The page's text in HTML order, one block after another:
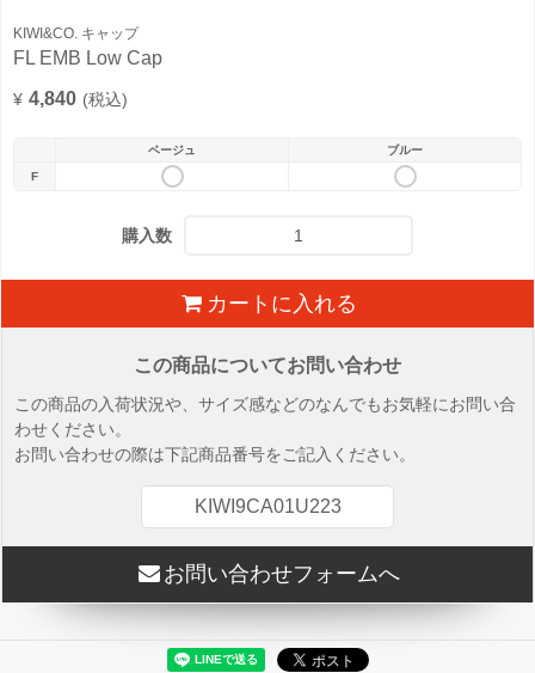
KIWI&CO. キャップ
FL EMB Low Cap
¥ 4,840 (税込)
ベージュ
ブルー
F
購入数
カートに入れる
この商品についてお問い合わせ
この商品の入荷状況や、サイズ感などのなんでもお気軽にお問い合
わせください。
お問い合わせの際は下記商品番号をご記入ください。
KIWI9CA01U223
お問い合わせフォームへ